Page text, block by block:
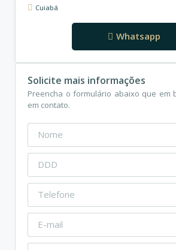
Cuiabá
Whatsapp
Solicite mais informações
Preencha o formulário abaixo que em
em contato.